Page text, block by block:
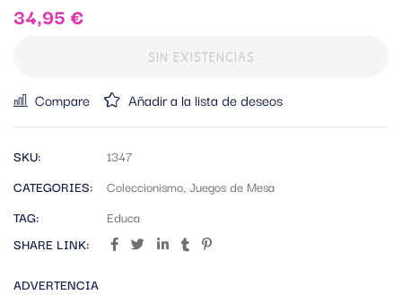
34,95 €
SIN EXISTENCIAS
Compare Añadir a la lista de deseos
SKU:
1347
CATEGORIES:
Coleccionismo, Juegos de Mesa
TAG:
Educa
SHARE LINK:
ADVERTENCIA